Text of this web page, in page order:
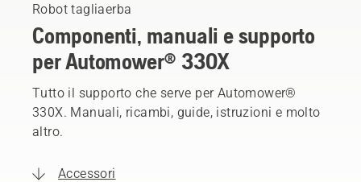
Robot tagliaerba
Componenti, manuali e supporto
per Automower® 330X
Tutto il supporto che serve per Automower®
330X. Manuali, ricambi, guide, istruzioni e molto
altro.
Accessori